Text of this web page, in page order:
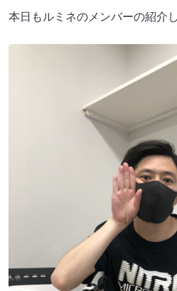
本日もルミネのメンバーの紹介